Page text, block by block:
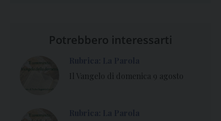
Potrebbero interessarti
Il Vangelo di domenica 9 agosto